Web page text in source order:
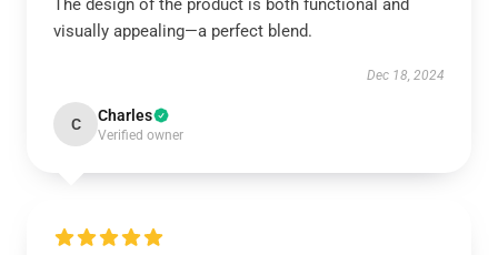
The design of the product is both functional and
visually appealing—a perfect blend.
Dec 18, 2024
C Charles
Verified owner